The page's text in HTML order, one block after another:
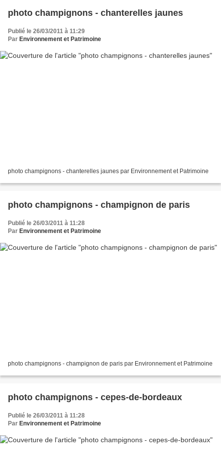
photo champignons - chanterelles jaunes
Publié le 26/03/2011 à 11:29
Par Environnement et Patrimoine
photo champignons - chanterelles jaunes par Environnement et Patrimoine
photo champignons - champignon de paris
Publié le 26/03/2011 à 11:28
Par Environnement et Patrimoine
photo champignons - champignon de paris par Environnement et Patrimoine
photo champignons - cepes-de-bordeaux
Publié le 26/03/2011 à 11:28
Par Environnement et Patrimoine